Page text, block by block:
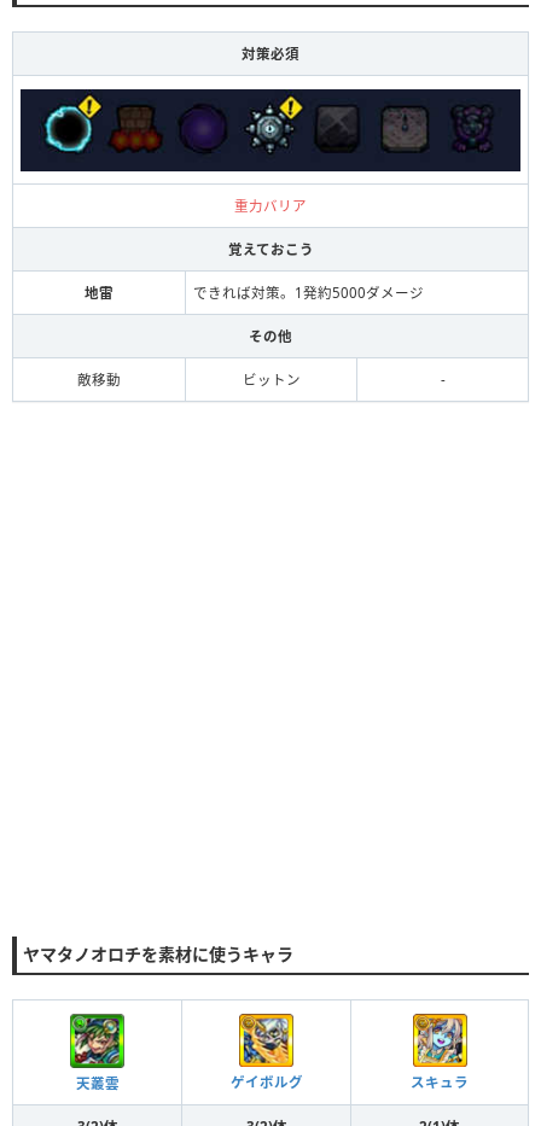
対策必須
重力バリア
覚えておこう
地雷 できれば対策。1発約5000ダメージ
その他
敵移動 ビットン -
ヤマタノオロチを素材に使うキャラ
天叢雲 ゲイボルグ スキュラ